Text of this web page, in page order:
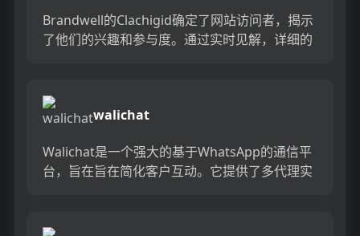
Brandwell的Clachigid确定了网站访问者，揭示
了他们的兴趣和参与度。通过实时见解，详细的
walichat
Walichat是一个强大的基于WhatsApp的通信平
台，旨在旨在简化客户互动。它提供了多代理实